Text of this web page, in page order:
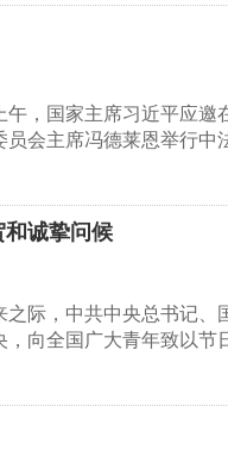
午，国家主席习近平应邀
会主席冯德莱恩举行中
诚挚问候
之际，中共中央总书记、
向全国广大青年致以节